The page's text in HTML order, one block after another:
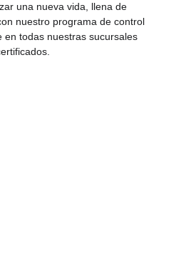
una nueva vida, llena de
nuestro programa de control
en todas nuestras sucursales